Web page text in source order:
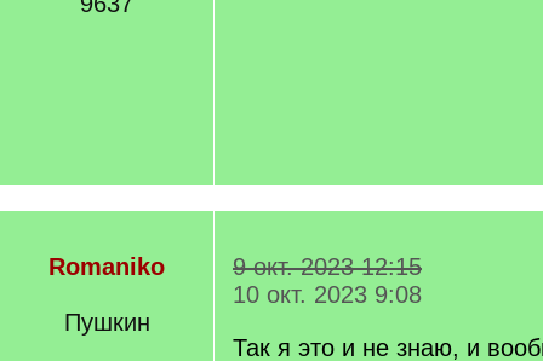
Romaniko
Пушкин
9 окт. 2023 12:15
10 окт. 2023 9:08
Так я это и не знаю, и